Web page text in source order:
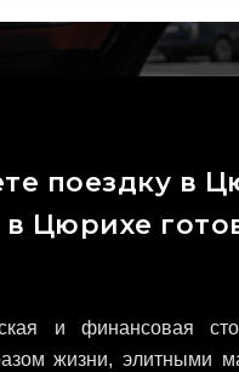
поездку в
Цюрихе
и финансовая
жизни, элитными